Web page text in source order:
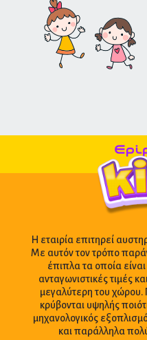
Η εταιρία επιτηρεί
Με αυτόν τον τρόπο
έπιπλα τα οποία
ανταγωνιστικές τιμές
μεγαλύτερη του
κρύβονται υψηλής
μηχανολογικός
και παράλληλα